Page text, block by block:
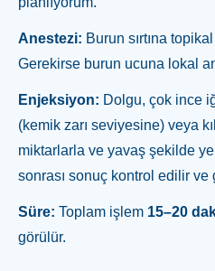
Anestezi: Burun sırtına
Gerekirse burun ucuna lokal
Enjeksiyon: Dolgu, çok ince
(kemik zarı seviyesine) veya
miktarlarla ve yavaş şekilde
sonrası sonuç kontrol edilir ve
Süre: Toplam işlem 15–20
görülür.